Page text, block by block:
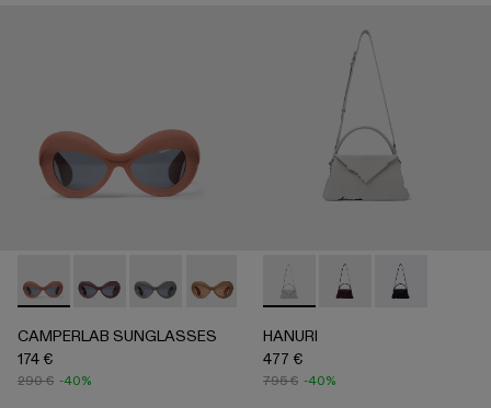
CAMPERLAB SUNGLASSES - AS00006-003 - Ulleres de
CAMPERLAB SUNGLASSES - AS00006-007
CAMPERLAB SUNGLASSES - AS00006-006
CAMPERLAB SUNGLASSES -
CAMPERLAB SUNGLASSES
CAMPERLAB
CAMPERLAB SUNGLASSES
174 €
290 € -40%
HANURI - AB00004-005 -
HANURI - AB00004-
HANURI -
HANURI
477 €
795 € -40%